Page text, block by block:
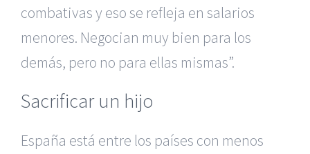
combativas y eso se refleja en salarios
menores. Negocian muy bien para los
demás, pero no para ellas mismas”.
Sacrificar un hijo
España está entre los países con menos